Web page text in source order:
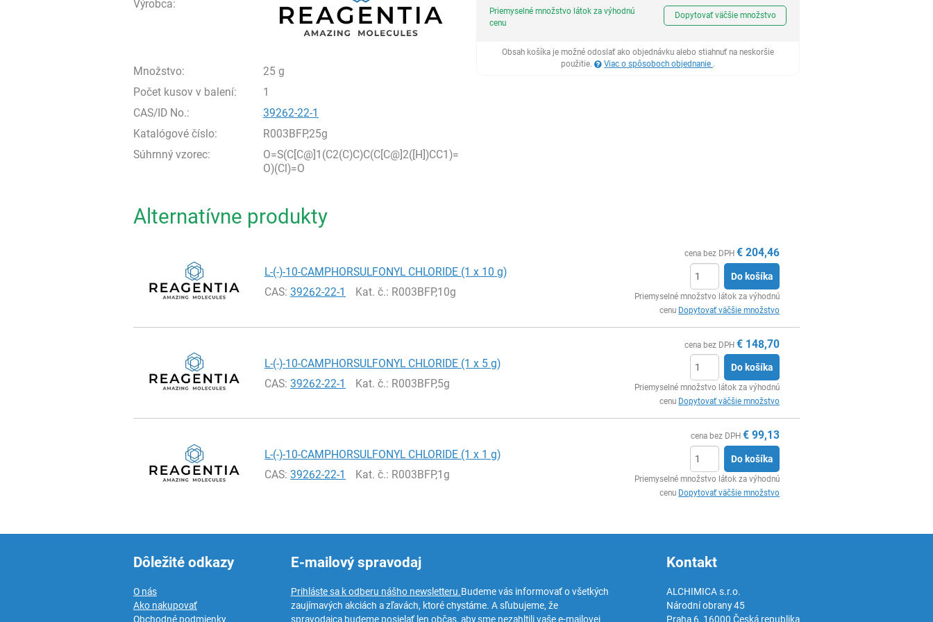
Výrobca:
Množstvo:
25 g
Počet kusov v balení:
1
CAS/ID No.:
39262-22-1
Katalógové číslo:
R003BFP,25g
Súhrnný vzorec:
O=S(C[C@]1(C2(C)C)C(C[C@]2([H])CC1)=
O)(Cl)=O
Ks
Priemyselné množstvo látok za výhodnú
cenu
Dopytovať väčšie množstvo
Obsah košíka je možné odoslať ako objednávku alebo stiahnuť na neskoršie
použitie.
Viac o spôsoboch objednanie .
Alternatívne produkty
L-(-)-10-CAMPHORSULFONYL CHLORIDE (1 x 10 g)
CAS:39262-22-1 Kat. č.: R003BFP,10g
cena bez DPH € 204,46
Do košíka
Priemyselné množstvo látok za výhodnú
cenu Dopytovať väčšie množstvo
L-(-)-10-CAMPHORSULFONYL CHLORIDE (1 x 5 g)
CAS:39262-22-1 Kat. č.: R003BFP,5g
cena bez DPH € 148,70
Do košíka
Priemyselné množstvo látok za výhodnú
cenu Dopytovať väčšie množstvo
L-(-)-10-CAMPHORSULFONYL CHLORIDE (1 x 1 g)
CAS:39262-22-1 Kat. č.: R003BFP,1g
cena bez DPH € 99,13
Do košíka
Priemyselné množstvo látok za výhodnú
cenu Dopytovať väčšie množstvo
Dôležité odkazy
O nás
Ako nakupovať
Obchodné podmienky
E-mailový spravodaj
Prihláste sa k odberu nášho newsletteru.Budeme vás informovať o všetkých
zaujímavých akciách a zľavách, ktoré chystáme. A sľubujeme, že
spravodajca budeme posielať len občas, aby sme nezahltili vaše e-mailovej
Kontakt
ALCHIMICA s.r.o.
Národní obrany 45
Praha 6, 16000 Česká republika